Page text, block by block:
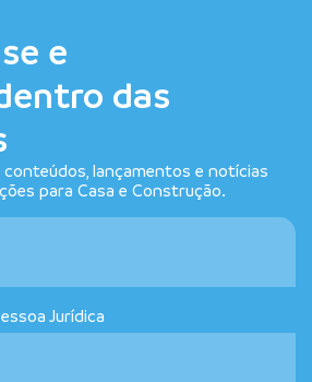
e
das
lançamentos e notícias
para Casa e Construção.
Jurídica